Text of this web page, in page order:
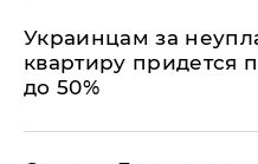
Украинцам за
квартиру придется
до 50%